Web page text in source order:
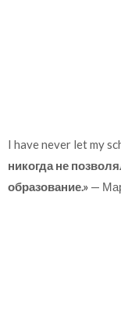
I have never let my
никогда не
образование.» —